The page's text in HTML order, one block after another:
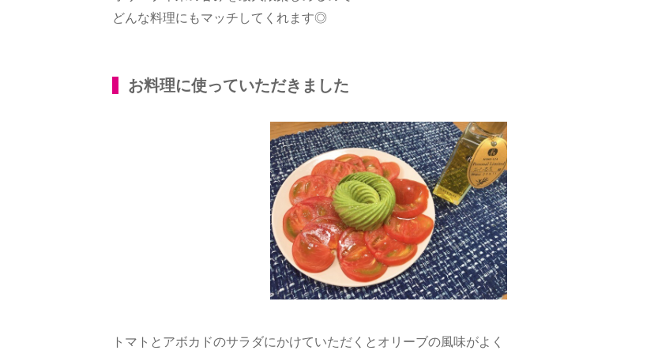
どんな料理にもマッチしてくれます◎
お料理に使っていただきました
トマトとアボカドのサラダにかけていただくとオリーブの風味がよく